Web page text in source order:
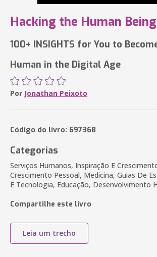
Hacking the Human Being
100+ INSIGHTS for You to
Human in the Digital Age
Por Jonathan Peixoto
Código do livro: 697368
Categorias
Serviços Humanos, Inspiração E
Crescimento Pessoal, Medicina, Guias De
E Tecnologia, Educação, Desenvolvimento
Compartilhe este livro
Leia um trecho